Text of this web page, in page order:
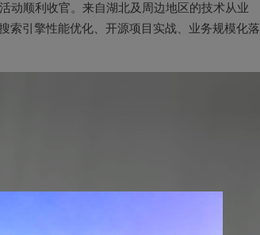
动顺利收官。来自湖北及周边地区的技术从业
索引擎性能优化、开源项目实战、业务规模化落